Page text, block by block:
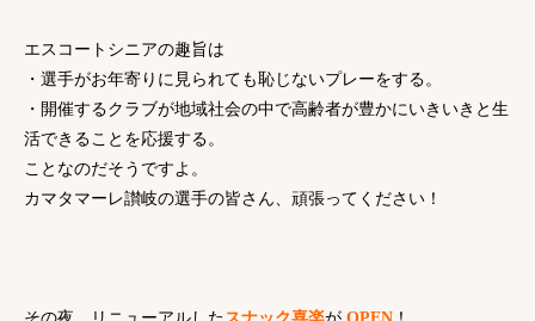
エスコートシニアの趣旨は
・選手がお年寄りに見られても恥じないプレーをする。
・開催するクラブが地域社会の中で高齢者が豊かにいきいきと生
活できることを応援する。
ことなのだそうですよ。
カマタマーレ讃岐の選手の皆さん、頑張ってください！